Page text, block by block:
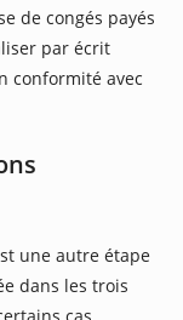
de congés payés
par écrit
conformité avec
une autre étape
dans les trois
cas